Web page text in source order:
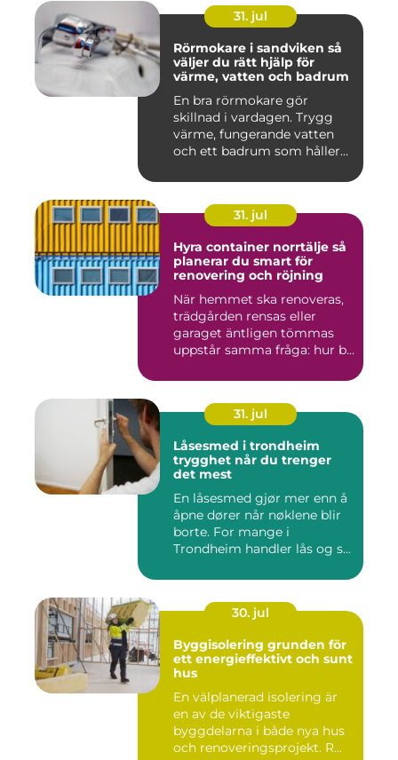
31. jul
Rörmokare i sandviken så
väljer du rätt hjälp för
värme, vatten och badrum
En bra rörmokare gör
skillnad i vardagen. Trygg
värme, fungerande vatten
och ett badrum som håller
31. jul
Hyra container norrtälje så
planerar du smart för
renovering och röjning
När hemmet ska renoveras,
trädgården rensas eller
garaget äntligen tömmas
uppstår samma fråga: hur b...
31. jul
Låsesmed i trondheim
trygghet når du trenger
det mest
En låsesmed gjør mer enn å
åpne dører når nøklene blir
borte. For mange i
Trondheim handler lås og s...
30. jul
Byggisolering grunden för
ett energieffektivt och sunt
hus
En välplanerad isolering är
en av de viktigaste
byggdelarna i både nya hus
och renoveringsprojekt. R...